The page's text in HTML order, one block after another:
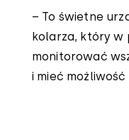
– To świetne
kolarza, który w
monitorować
i mieć możliwość